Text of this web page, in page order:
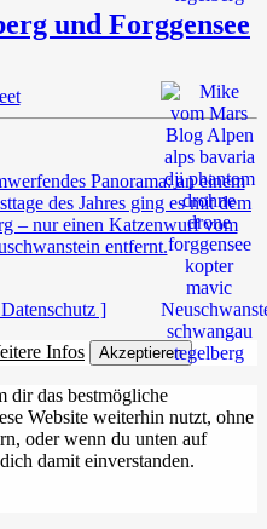
und Forggensee
Panorama: an einem
des Jahres ging es mit dem
– nur einen Katzenwurf vom
entfernt.
]
Infos Akzeptieren
dir das bestmögliche
Website weiterhin nutzt, ohne
oder wenn du unten auf
damit einverstanden.